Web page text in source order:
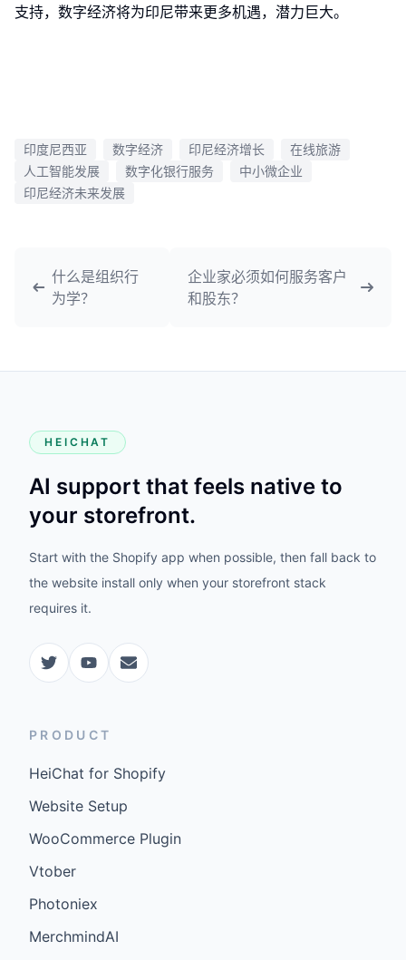
支持，数字经济将为印尼带来更多机遇，潜力巨大。
印度尼西亚 数字经济 印尼经济增长
在线旅游
人工智能发展
数字化银行服务
中小微企业
印尼经济未来发展
什么是组织行
为学？
企业家必须如何服务客户
和股东？
HEICHAT
AI support that feels native to
your storefront.
Start with the Shopify app when possible, then fall back to
the website install only when your storefront stack
requires it.
PRODUCT
HeiChat for Shopify
Website Setup
WooCommerce Plugin
Vtober
Photoniex
MerchmindAI